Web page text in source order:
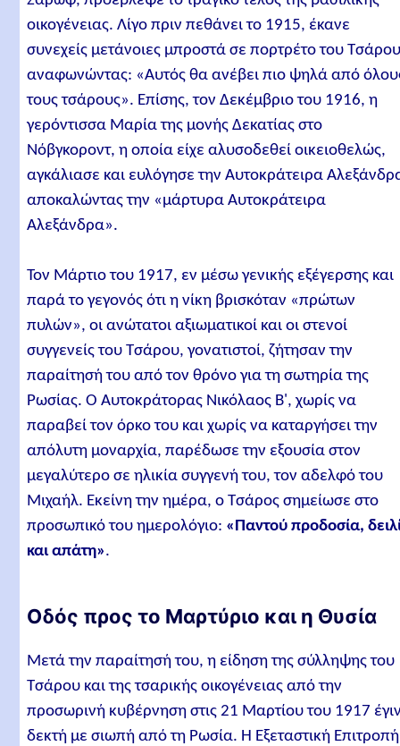
οικογένειας. Λίγο πριν πεθάνει το 1915, έκανε
συνεχείς μετάνοιες μπροστά σε πορτρέτο του
αναφωνώντας: «Αυτός θα ανέβει πιο ψηλά από
τους τσάρους». Επίσης, τον Δεκέμβριο του 1916, η
γερόντισσα Μαρία της μονής Δεκατίας στο
Νόβγκοροντ, η οποία είχε αλυσοδεθεί οικειοθελώς,
αγκάλιασε και ευλόγησε την Αυτοκράτειρα
αποκαλώντας την «μάρτυρα Αυτοκράτειρα
Αλεξάνδρα».
Τον Μάρτιο του 1917, εν μέσω γενικής εξέγερσης και
παρά το γεγονός ότι η νίκη βρισκόταν «πρώτων
πυλών», οι ανώτατοι αξιωματικοί και οι στενοί
συγγενείς του Τσάρου, γονατιστοί, ζήτησαν την
παραίτησή του από τον θρόνο για τη σωτηρία της
Ρωσίας. Ο Αυτοκράτορας Νικόλαος Β', χωρίς να
παραβεί τον όρκο του και χωρίς να καταργήσει την
απόλυτη μοναρχία, παρέδωσε την εξουσία στον
μεγαλύτερο σε ηλικία συγγενή του, τον αδελφό του
Μιχαήλ. Εκείνη την ημέρα, ο Τσάρος σημείωσε στο
προσωπικό του ημερολόγιο: «Παντού προδοσία,
και απάτη».
Οδός προς το Μαρτύριο και η Θυσία
Μετά την παραίτησή του, η είδηση της σύλληψης του
Τσάρου και της τσαρικής οικογένειας από την
προσωρινή κυβέρνηση στις 21 Μαρτίου του 1917
δεκτή με σιωπή από τη Ρωσία. Η Εξεταστική Επιτροπή